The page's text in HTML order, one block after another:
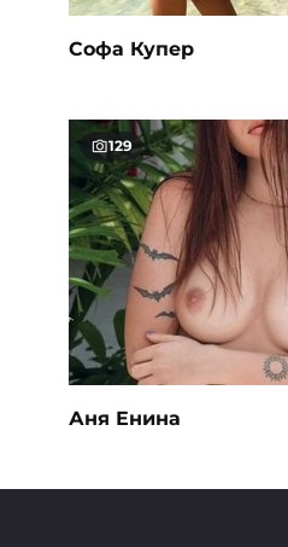
Софа Купер
129
Аня Енина